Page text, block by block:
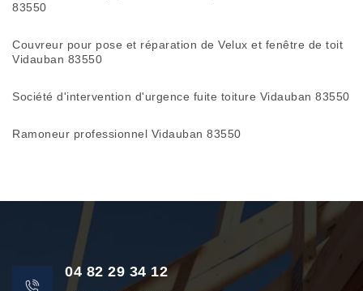
83550
Couvreur pour pose et réparation de Velux et fenêtre de toit
Vidauban 83550
Société d'intervention d'urgence fuite toiture Vidauban 83550
Ramoneur professionnel Vidauban 83550
04 82 29 34 12